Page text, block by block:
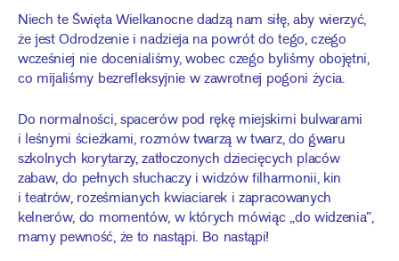
Niech te Święta Wielkanocne dadzą nam siłę, aby wierzyć,
że jest Odrodzenie i nadzieja na powrót do tego, czego
wcześniej nie docenialiśmy, wobec czego byliśmy obojętni,
co mijaliśmy bezrefleksyjnie w zawrotnej pogoni życia.
Do normalności, spacerów pod rękę miejskimi bulwarami
i leśnymi ścieżkami, rozmów twarzą w twarz, do gwaru
szkolnych korytarzy, zatłoczonych dziecięcych placów
zabaw, do pełnych słuchaczy i widzów filharmonii, kin
i teatrów, roześmianych kwiaciarek i zapracowanych
kelnerów, do momentów, w których mówiąc „do widzenia”,
mamy pewność, że to nastąpi. Bo nastąpi!